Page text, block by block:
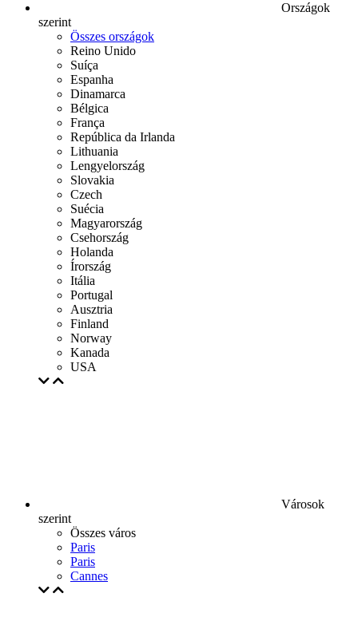
Országok
szerint
Összes országok
Reino Unido
Suíça
Espanha
Dinamarca
Bélgica
França
República da Irlanda
Lithuania
Lengyelország
Slovakia
Czech
Suécia
Magyarország
Csehország
Holanda
Írország
Itália
Portugal
Ausztria
Finland
Norway
Kanada
USA
Városok
szerint
Összes város
Paris
Paris
Cannes